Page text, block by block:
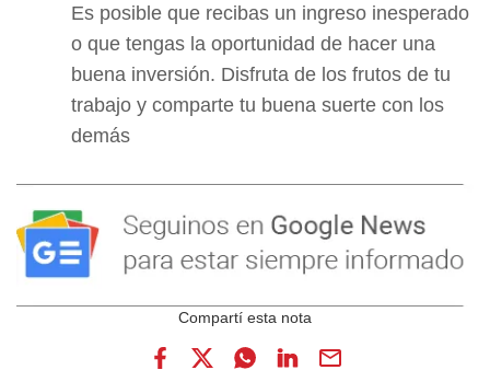
Es posible que recibas un ingreso inesperado
o que tengas la oportunidad de hacer una
buena inversión. Disfruta de los frutos de tu
trabajo y comparte tu buena suerte con los
demás